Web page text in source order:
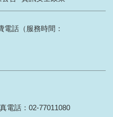
話（服務時間：
電話：02-77011080